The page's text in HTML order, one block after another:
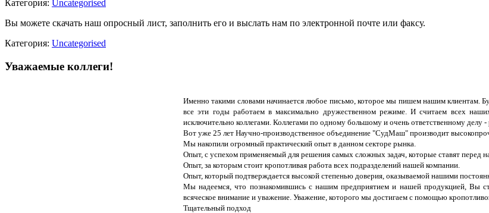
Категория: Uncategorised
Вы можете скачать наш опросный лист, заполнить его и выслать нам по электронной почте или факсу.
Категория: Uncategorised
Уважаемые коллеги!
Именно такими словами начинается любое письмо, которое мы пишем нашим клиентам.
все эти годы работаем в максимально дружественном режиме. И считаем всех
исключительно коллегами. Коллегами по одному большому и очень ответственному делу
Вот уже 25 лет Научно-производственное объединение "СудМаш" производит
Мы накопили огромный практический опыт в данном секторе рынка.
Опыт, с успехом применяемый для решения самых сложных задач, которые ставят перед
Опыт, за которым стоит кропотливая работа всех подразделений нашей компании.
Опыт, который подтверждается высокой степенью доверия, оказываемой нашими
Мы надеемся, что познакомившись с нашим предприятием и нашей продукцией, Вы
всяческое внимание и уважение. Уважение, которого мы достигаем с помощью
Тщательный подход